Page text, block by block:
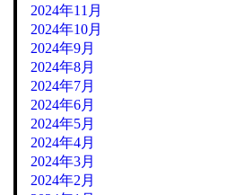
2024年11月
2024年10月
2024年9月
2024年8月
2024年7月
2024年6月
2024年5月
2024年4月
2024年3月
2024年2月